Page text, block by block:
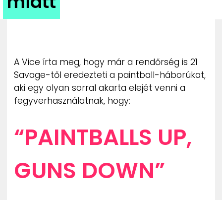
ADATKEZELÉSI TÁJÉKOZTATÓ
A Vice írta meg, hogy már a rendőrség is 21
Savage-től eredezteti a paintball-háborúkat,
aki egy olyan sorral akarta elejét venni a
fegyverhasználatnak, hogy:
“PAINTBALLS UP,
GUNS DOWN”